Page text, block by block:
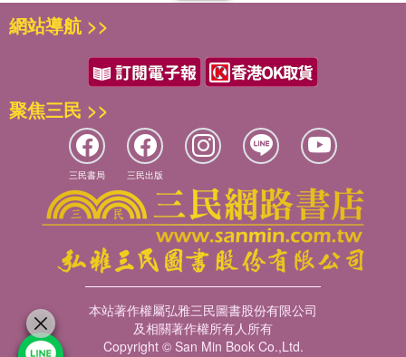
網站導航 >>
聚焦三民 >>
三民書局 三民出版
本站著作權屬弘雅三民圖書股份有限公司
及相關著作權所有人所有
Copyright © San Min Book Co.,Ltd.